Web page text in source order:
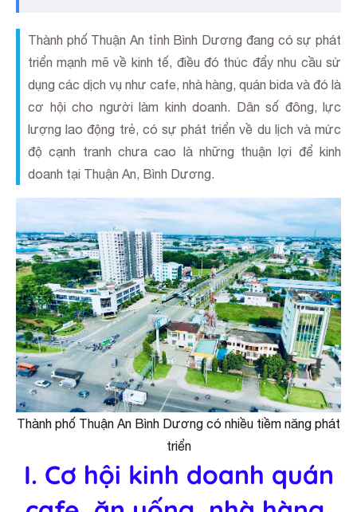
Thành phố Thuận An tỉnh Bình Dương đang có sự phát
triển mạnh mẽ về kinh tế, điều đó thúc đẩy nhu cầu sử
dụng các dịch vụ như cafe, nhà hàng, quán bida và đó là
cơ hội cho người làm kinh doanh. Dân số đông, lực
lượng lao động trẻ, có sự phát triển về du lịch và mức
độ cạnh tranh chưa cao là những thuận lợi để kinh
doanh tại Thuận An, Bình Dương.
Thành phố Thuận An Bình Dương có nhiều tiềm năng phát
triển
I. Cơ hội kinh doanh quán